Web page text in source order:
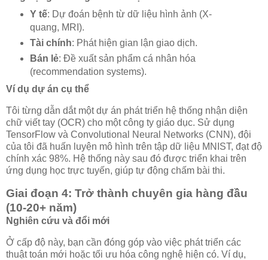
Y tế: Dự đoán bệnh từ dữ liệu hình ảnh (X-
quang, MRI).
Tài chính: Phát hiện gian lận giao dịch.
Bán lẻ: Đề xuất sản phẩm cá nhân hóa
(recommendation systems).
Ví dụ dự án cụ thể
Tôi từng dẫn dắt một dự án phát triển hệ thống nhận diện
chữ viết tay (OCR) cho một công ty giáo dục. Sử dụng
TensorFlow và Convolutional Neural Networks (CNN), đội
của tôi đã huấn luyện mô hình trên tập dữ liệu MNIST, đạt độ
chính xác 98%. Hệ thống này sau đó được triển khai trên
ứng dụng học trực tuyến, giúp tự động chấm bài thi.
Giai đoạn 4: Trở thành chuyên gia hàng đầu
(10-20+ năm)
Nghiên cứu và đổi mới
Ở cấp độ này, bạn cần đóng góp vào việc phát triển các
thuật toán mới hoặc tối ưu hóa công nghệ hiện có. Ví dụ,